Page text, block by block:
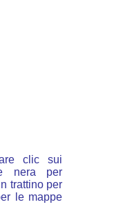
clic sui
nera per
trattino per
le mappe